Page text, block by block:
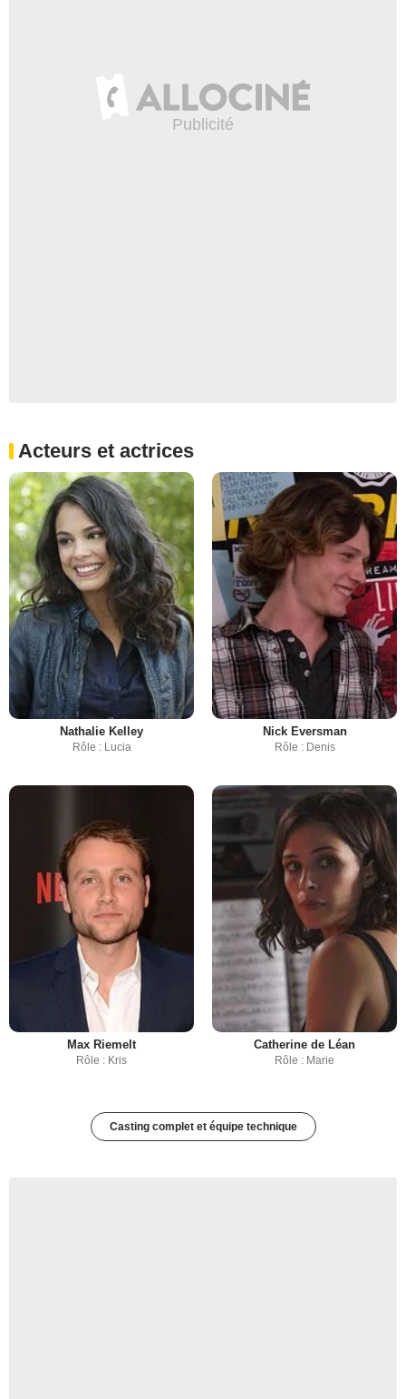
Acteurs et actrices
Nathalie Kelley
Rôle : Lucia
Nick Eversman
Rôle : Denis
Max Riemelt
Rôle : Kris
Catherine de Léan
Rôle : Marie
Casting complet et équipe technique